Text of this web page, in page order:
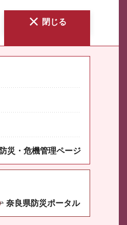
閉じる
防災・危機管理ページ
奈良県防災ポータル